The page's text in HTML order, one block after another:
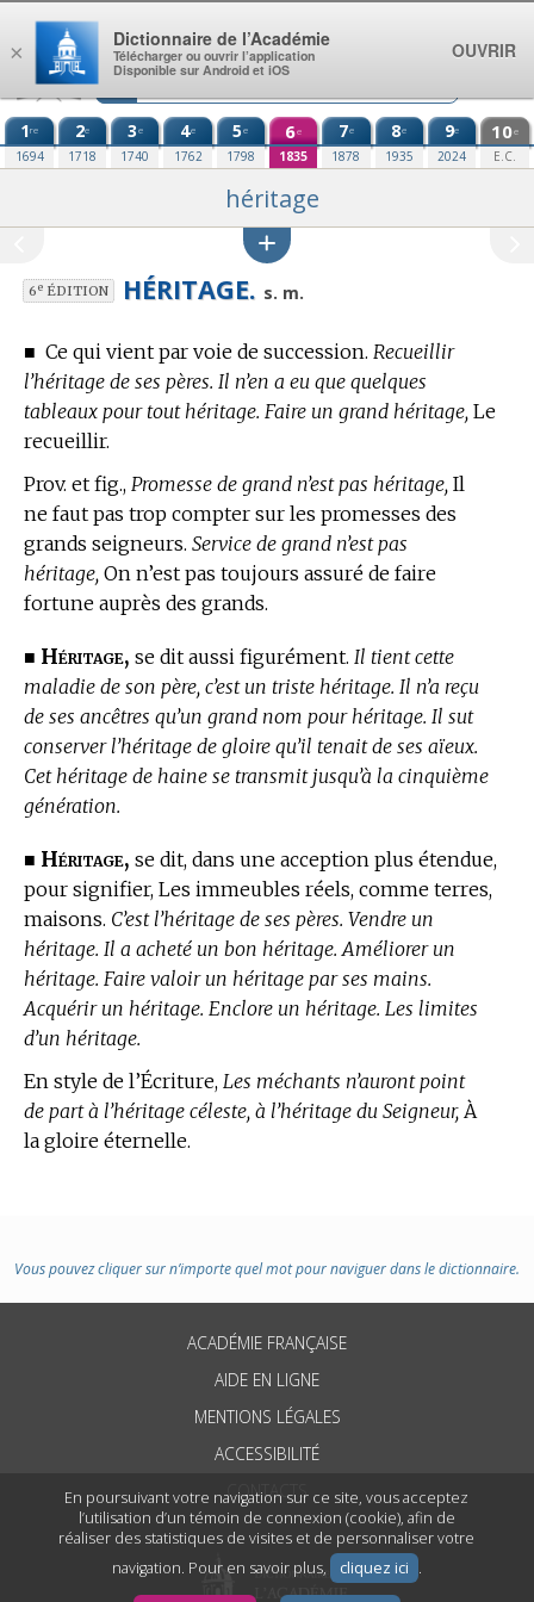
En poursuivant votre navigation sur ce site, vous acceptez
l’utilisation d’un témoin de connexion (cookie), afin de
réaliser des statistiques de visites et de personnaliser votre
navigation. Pour en savoir plus,
cliquez ici .
Aller au contenu
1re
1694
2e
1718
3e
1740
4e
1762
5e
1798
6e
1835
7e
1878
8e
1935
9e
2024
10e
E.C.
héritage
6eÉDITION HÉRITAGE. s. m.
■ Ce qui vient par voie de succession. Recueillir
l’héritage de ses pères. Il n’en a eu que quelques
tableaux pour tout héritage. Faire un grand héritage, Le
recueillir.
Prov. et fig., Promesse de grand n’est pas héritage, Il
ne faut pas trop compter sur les promesses des
grands seigneurs. Service de grand n’est pas
héritage, On n’est pas toujours assuré de faire
fortune auprès des grands.
■ Héritage, se dit aussi figurément. Il tient cette
maladie de son père, c’est un triste héritage. Il n’a reçu
de ses ancêtres qu’un grand nom pour héritage. Il sut
conserver l’héritage de gloire qu’il tenait de ses aïeux.
Cet héritage de haine se transmit jusqu’à la cinquième
génération.
■ Héritage, se dit, dans une acception plus étendue,
pour signifier, Les immeubles réels, comme terres,
maisons. C’est l’héritage de ses pères. Vendre un
héritage. Il a acheté un bon héritage. Améliorer un
héritage. Faire valoir un héritage par ses mains.
Acquérir un héritage. Enclore un héritage. Les limites
d’un héritage.
En style de l’Écriture, Les méchants n’auront point
de part à l’héritage céleste, à l’héritage du Seigneur, À
la gloire éternelle.
Vous pouvez cliquer sur n’importe quel mot pour naviguer dans le dictionnaire.
ACADÉMIE FRANÇAISE
AIDE EN LIGNE
MENTIONS LÉGALES
ACCESSIBILITÉ
CONTACTS
×
Dictionnaire de l’Académie
Télécharger ou ouvrir l’application
Disponible sur Android et iOS
OUVRIR